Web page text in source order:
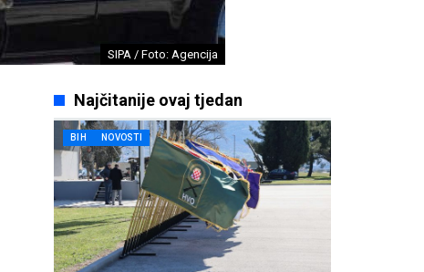
SIPA / Foto: Agencija
Najčitanije ovaj tjedan
BIH NOVOSTI